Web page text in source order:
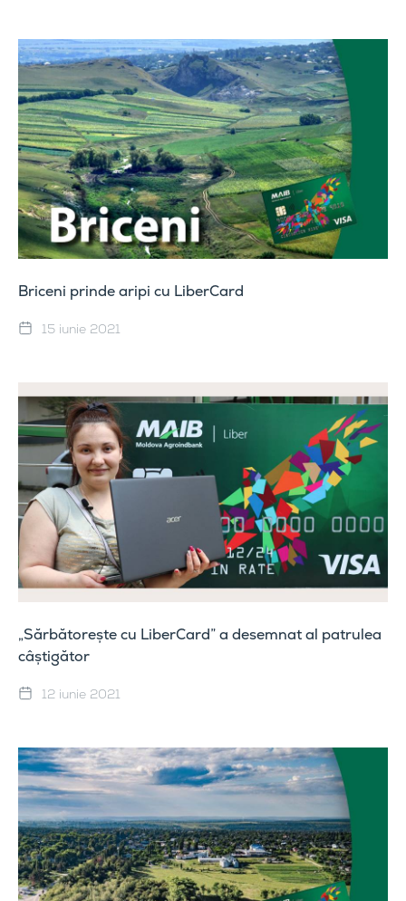
Briceni prinde aripi cu LiberCard
15 iunie 2021
„Sărbătorește cu LiberCard” a desemnat al patrulea
câștigător
12 iunie 2021